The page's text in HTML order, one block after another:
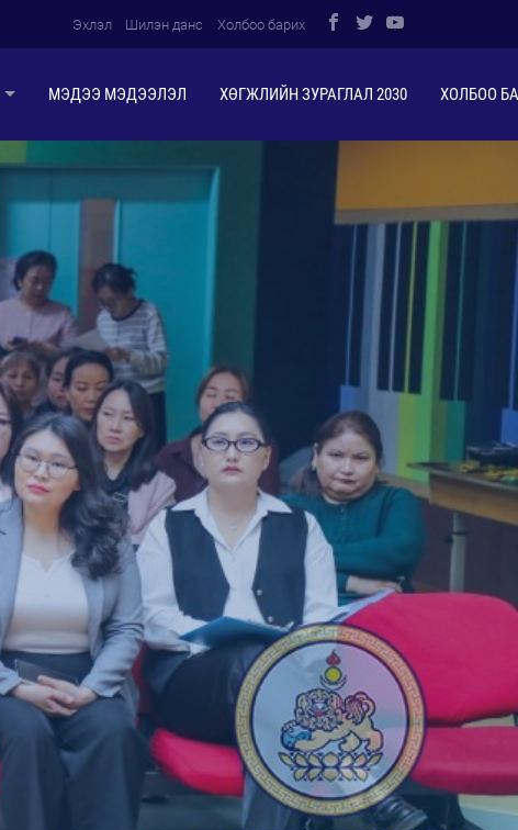
Эхлэл Шилэн данс Холбоо барих
МЭДЭЭ МЭДЭЭЛЭЛ ХӨГЖЛИЙН ЗУРАГЛАЛ 2030 ХОЛБОО